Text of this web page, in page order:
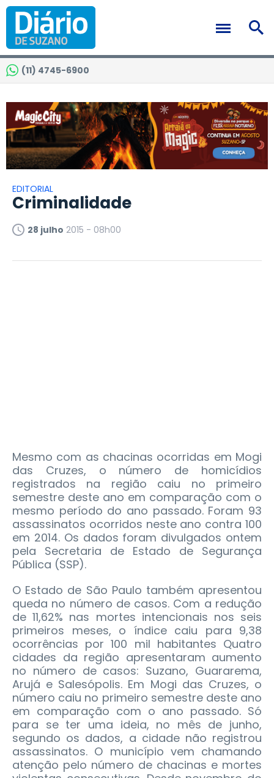
(11) 4745-6900
EDITORIAL
Criminalidade
28 julho 2015 - 08h00
Mesmo com as chacinas ocorridas em Mogi
das Cruzes, o número de homicídios
registrados na região caiu no primeiro
semestre deste ano em comparação com o
mesmo período do ano passado. Foram 93
assassinatos ocorridos neste ano contra 100
em 2014. Os dados foram divulgados ontem
pela Secretaria de Estado de Segurança
Pública (SSP).
O Estado de São Paulo também apresentou
queda no número de casos. Com a redução
de 11,62% nas mortes intencionais nos seis
primeiros meses, o índice caiu para 9,38
ocorrências por 100 mil habitantes Quatro
cidades da região apresentaram aumento
no número de casos: Suzano, Guararema,
Arujá e Salesópolis. Em Mogi das Cruzes, o
número caiu no primeiro semestre deste ano
em comparação com o ano passado. Só
para se ter uma ideia, no mês de junho,
segundo os dados, a cidade não registrou
assassinatos. O município vem chamando
atenção pelo número de chacinas e mortes